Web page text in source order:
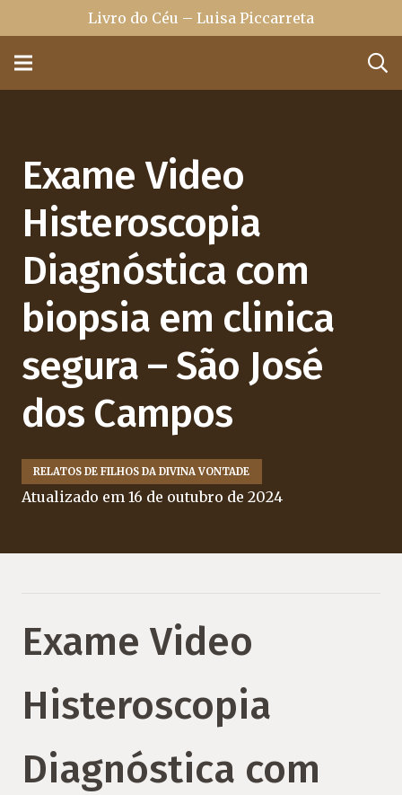
Livro do Céu – Luisa Piccarreta
Exame Video
Histeroscopia
Diagnóstica com
biopsia em clinica
segura – São José
dos Campos
RELATOS DE FILHOS DA DIVINA VONTADE
Atualizado em 16 de outubro de 2024
Exame Video
Histeroscopia
Diagnóstica com